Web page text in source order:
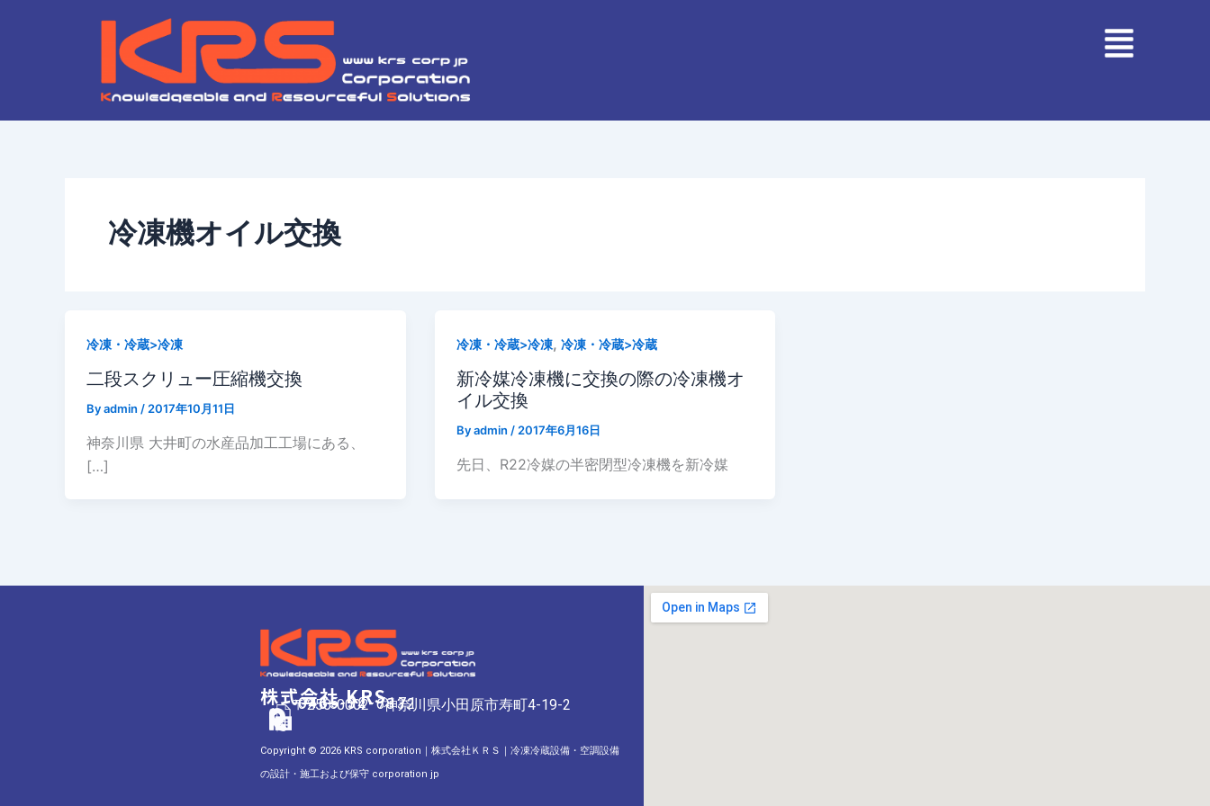
冷凍機オイル交換
冷凍・冷蔵>冷凍
二段スクリュー圧縮機交換
Byadmin / 2017年10月11日
神奈川県 大井町の水産品加工工場にある、
[…]
冷凍・冷蔵>冷凍, 冷凍・冷蔵>冷蔵
新冷媒冷凍機に交換の際の冷凍機オ
イル交換
Byadmin / 2017年6月16日
先日、R22冷媒の半密閉型冷凍機を新冷媒
株式会社 KRS
〒250-0002 神奈川県小田原市寿町4-19-2
0465-34-6832
0465-32-7171
Copyright © 2026 KRS corporation｜株式会社ＫＲＳ｜冷凍冷蔵設備・空調設備
の設計・施工および保守 corporation jp